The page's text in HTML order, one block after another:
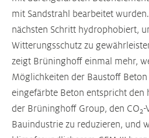
mit Sandstrahl bearbeitet
nächsten Schritt hydrophobiert,
Witterungsschutz zu
zeigt Brüninghoff einmal mehr,
Möglichkeiten der Baustoff
eingefärbte Beton entspricht den
der Brüninghoff Group, den CO2-
Bauindustrie zu reduzieren, und